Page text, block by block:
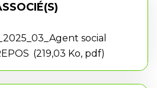
social
219,03 Ko, pdf